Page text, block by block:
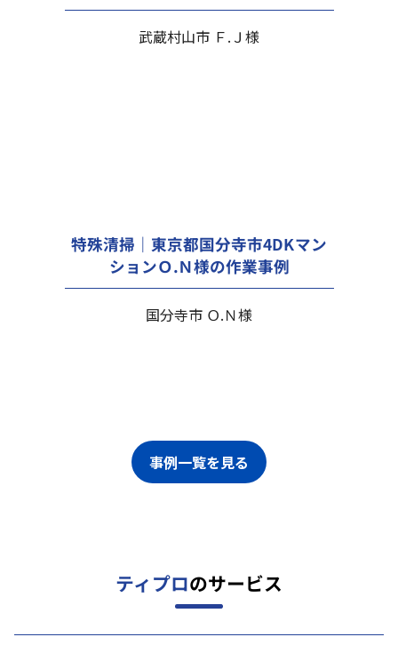
武蔵村山市 Ｆ.Ｊ様
特殊清掃｜東京都国分寺市4DKマン
ションＯ.Ｎ様の作業事例
国分寺市 Ｏ.Ｎ様
事例一覧を見る
ティプロのサービス